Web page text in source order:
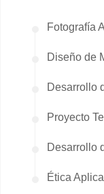
Fotografía
Diseño de
Desarrollo
Proyecto
Desarrollo
Ética